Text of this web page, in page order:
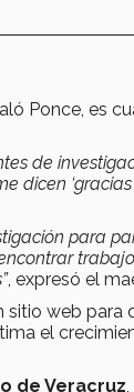
Ponce, es
de
dicen
para
, expresó el
sitio web para
el
de Veracruz